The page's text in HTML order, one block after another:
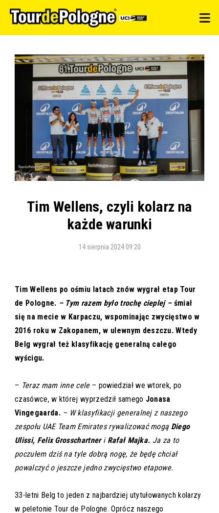
Tim Wellens, czyli kolarz na
każde warunki
14 sierpnia 2024 09:20
Tim Wellens po ośmiu latach znów wygrał etap Tour
de Pologne. – Tym razem było trochę cieplej –śmiał
się na mecie w Karpaczu, wspominając zwycięstwo w
2016 roku w Zakopanem, w ulewnym deszczu. Wtedy
Belg wygrał też klasyfikację generalną całego
wyścigu.
– Teraz mam inne cele– powiedział we wtorek, po
czasówce, w której wyprzedził samego Jonasa
Vingegaarda. – W klasyfikacji generalnej z naszego
zespołu UAE Team Emirates rywalizować mogą Diego
Ulissi, Felix Grosschartner iRafał Majka. Ja za to
poczułem dziś na tyle dobrą nogę, że będę chciał
powalczyć o jeszcze jedno zwycięstwo etapowe.
33-letni Belg to jeden z najbardziej utytułowanych kolarzy
w peletonie Tour de Pologne. Oprócz naszego